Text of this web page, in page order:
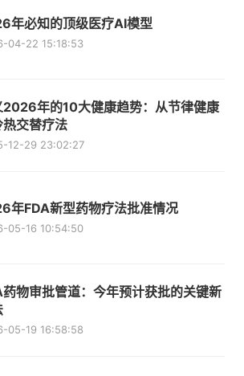
年必知的顶级医疗AI模型
04-22 15:18:53
2026年的10大健康趋势：从节律健康
热交替疗法
12-29 23:02:27
年FDA新型药物疗法批准情况
05-16 10:54:50
药物审批管道：今年预计获批的关键新
05-19 16:58:58